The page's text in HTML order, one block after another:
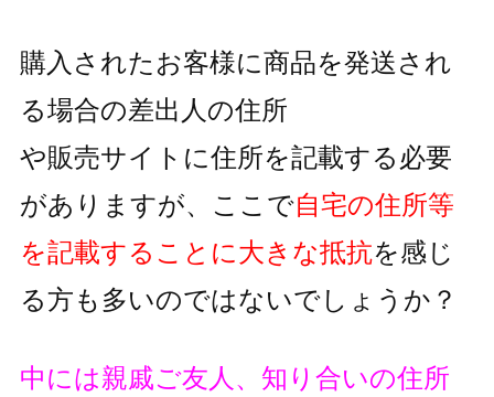
購入されたお客様に商品を発送され
る場合の差出人の住所
や販売サイトに住所を記載する必要
がありますが、 ここで自宅の住所等
を記載することに大きな抵抗を感じ
る方も多いのではないでしょうか？
中には親戚ご友人、知り合いの住所